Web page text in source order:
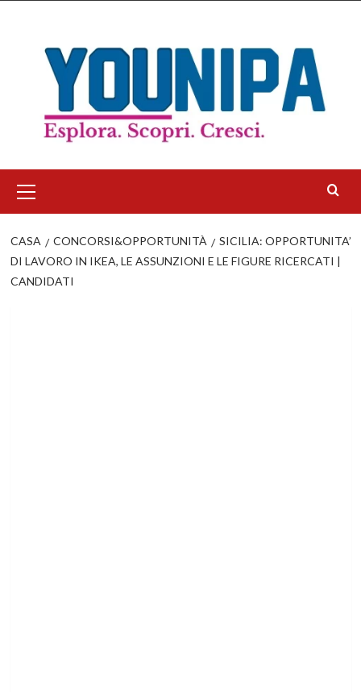
contenuto
principale
CASA CONCORSI&OPPORTUNITÀ
SICILIA: OPPORTUNITA’
DI LAVORO IN IKEA, LE ASSUNZIONI E LE FIGURE RICERCATI |
CANDIDATI